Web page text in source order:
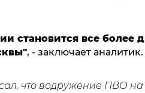
становится все более
, - заключает аналитик.
что водружение ПВО